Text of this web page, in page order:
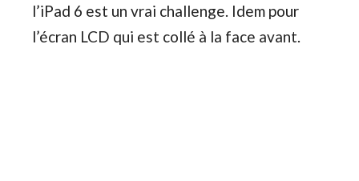
l’iPad 6 est un vrai challenge. Idem pour
l’écran LCD qui est collé à la face avant.